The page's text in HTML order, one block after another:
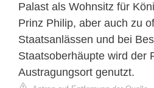
Palast als Wohnsitz für
Prinz Philip, aber auch zu
Staatsanlässen und bei
Staatsoberhäupte wird der
Austragungsort genutzt.